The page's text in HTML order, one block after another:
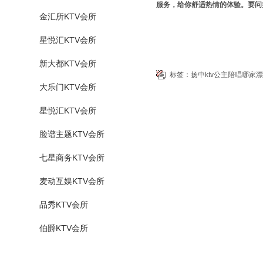
金汇所KTV会所
星悦汇KTV会所
新大都KTV会所
大乐门KTV会所
星悦汇KTV会所
脸谱主题KTV会所
七星商务KTV会所
麦动互娱KTV会所
品秀KTV会所
伯爵KTV会所
服务，给你舒适热情的体验。要
标签： 扬中ktv公主陪唱哪家